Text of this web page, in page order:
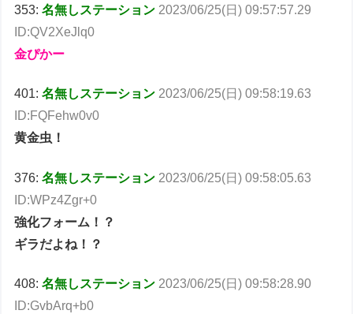
353:名無しステーション 2023/06/25(日) 09:57:57.29
ID:QV2XeJlq0
金ぴかー
401:名無しステーション 2023/06/25(日) 09:58:19.63
ID:FQFehw0v0
黄金虫！
376:名無しステーション 2023/06/25(日) 09:58:05.63
ID:WPz4Zgr+0
強化フォーム！？
ギラだよね！？
408:名無しステーション 2023/06/25(日) 09:58:28.90
ID:GvbArq+b0